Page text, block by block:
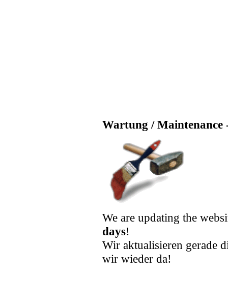
Wartung / Maintenance
We are updating the
days!
Wir aktualisieren gerade
wir wieder da!